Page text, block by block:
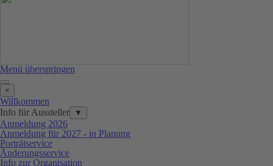
Menü überspringen
×
Willkommen
Info für Aussteller
▼
Anmeldung 2026
Anmeldung für 2027 - in Planung
Porträtservice
Änderungsservice
Info zur Organisation